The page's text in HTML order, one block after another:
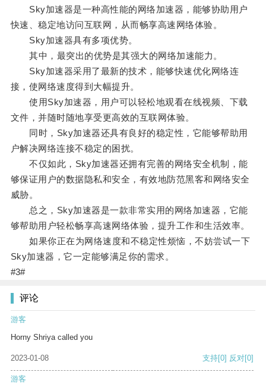
Sky加速器是一种高性能的网络加速器，能够协助用户
快速、稳定地访问互联网，从而畅享高速网络体验。
Sky加速器具有多项优势。
其中，最突出的优势是其强大的网络加速能力。
Sky加速器采用了最新的技术，能够快速优化网络连
接，使网络速度得到大幅提升。
使用Sky加速器，用户可以轻松地观看在线视频、下载
文件，并随时随地享受更高效的互联网体验。
同时，Sky加速器还具有良好的稳定性，它能够帮助用
户解决网络连接不稳定的困扰。
不仅如此，Sky加速器还拥有完善的网络安全机制，能
够保证用户的数据隐私和安全，有效地防范黑客和网络安全
威胁。
总之，Sky加速器是一款非常实用的网络加速器，它能
够帮助用户轻松畅享高速网络体验，提升工作和生活效率。
如果你正在为网络速度和不稳定性烦恼，不妨尝试一下
Sky加速器，它一定能够满足你的需求。
#3#
评论
游客
Horny Shriya called you
2023-01-08 支持[0] 反对[0]
游客